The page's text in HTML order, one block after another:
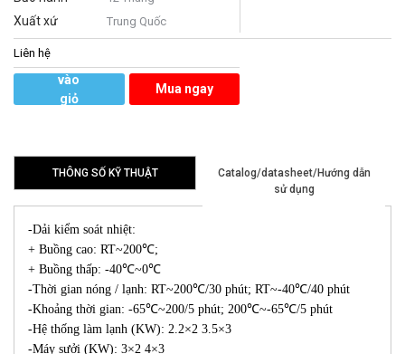
Xuất xứ Trung Quốc
Liên hệ
vào
giỏ
Mua ngay
THÔNG SỐ KỸ THUẬT
Catalog/datasheet/Hướng dẫn
sử dụng
-Dải kiểm soát nhiệt:
+ Buồng cao: RT~200℃;
+ Buồng thấp: -40℃~0℃
-Thời gian nóng / lạnh: RT~200℃/30 phút; RT~-40℃/40 phút
-Khoảng thời gian: -65℃~200/5 phút; 200℃~-65℃/5 phút
-Hệ thống làm lạnh (KW): 2.2×2 3.5×3
-Máy sưởi (KW): 3×2 4×3